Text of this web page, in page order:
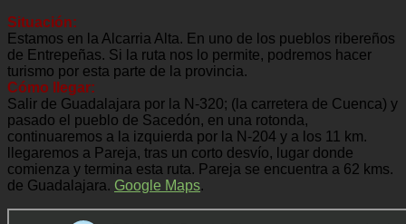
Situación:
Estamos en la Alcarria Alta. En uno de los pueblos ribereños
de Entrepeñas. Si la ruta nos lo permite, podremos hacer
turismo por esta parte de la provincia.
Cómo llegar:
Salir de Guadalajara por la N-320; (la carretera de Cuenca) y
pasado el pueblo de Sacedón, en una rotonda,
continuaremos a la izquierda por la N-204 y a los 11 km.
llegaremos a Pareja, tras un corto desvío, lugar donde
comienza y termina esta ruta. Pareja se encuentra a 62 kms.
de Guadalajara. Google Maps.